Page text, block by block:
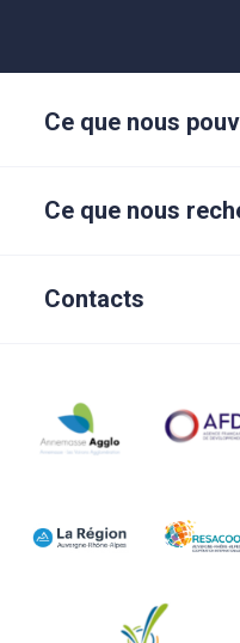
Ce que nous
Ce que nous
Contacts